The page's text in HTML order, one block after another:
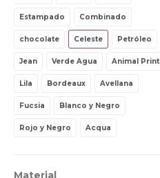
Estampado Combinado
chocolate Celeste Petróleo
Jean Verde Agua Animal Print
Lila Bordeaux Avellana
Fucsia Blanco y Negro
Rojo y Negro Acqua
Material